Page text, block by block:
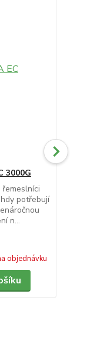
3000G
potřebují
n...
objednávku